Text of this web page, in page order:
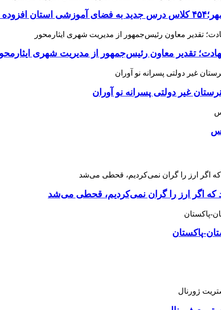
می‌شود
تقدیر معاون رئیس‌جمهور از مدیریت شهری
غیر دولتی پسرانه نو آوران
که اگر ارز را گران نمی‌کردیم، قحطی می‌شد
پاکستان